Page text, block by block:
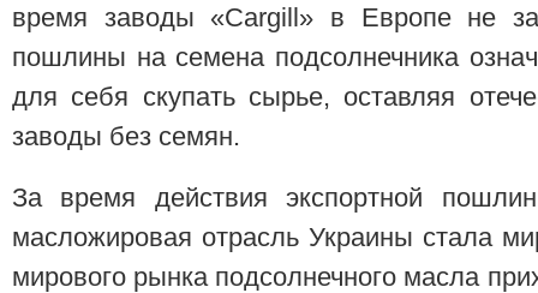
время заводы «Cargill» в Европе не
пошлины на семена подсолнечника
для себя скупать сырье, оставляя
заводы без семян.
За время действия экспортной
масложировая отрасль Украины стала
мирового рынка подсолнечного масла